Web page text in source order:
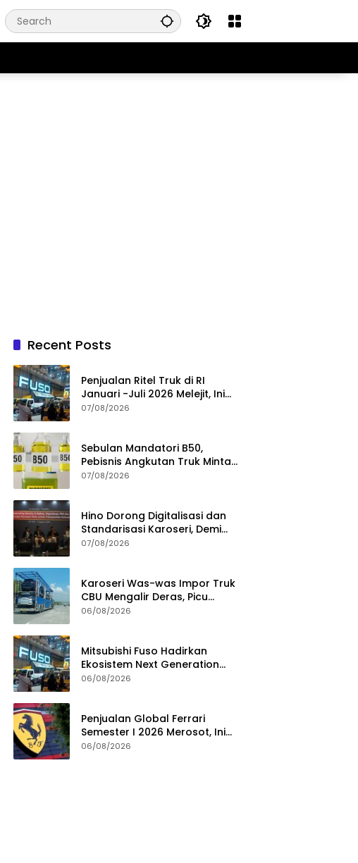
Recent Posts
Penjualan Ritel Truk di RI
Januari -Juli 2026 Melejit, Ini
Pemicuny
07/08/2026
Sebulan Mandatori B50,
Pebisnis Angkutan Truk Minta
Jaminan Ketersediaan BBM
07/08/2026
Hino Dorong Digitalisasi dan
Standarisasi Karoseri, Demi
Jamin Kualitas Kendaraan
07/08/2026
Karoseri Was-was Impor Truk
CBU Mengalir Deras, Picu
Persaingan Tak Sehat
06/08/2026
Mitsubishi Fuso Hadirkan
Ekosistem Next Generation
Zero Down Time di GIIAS 2026
06/08/2026
Penjualan Global Ferrari
Semester I 2026 Merosot, Ini
Penyebabnya
06/08/2026